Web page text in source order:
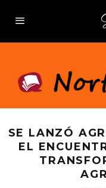
SE LANZÓ
EL